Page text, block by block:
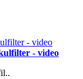
- video